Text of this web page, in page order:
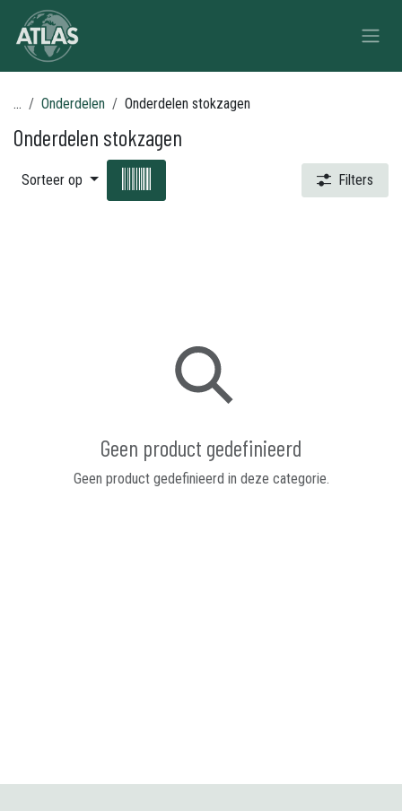
Overslaan naar inhoud
... Onderdelen Onderdelen stokzagen
Onderdelen stokzagen
Sorteer op Filters
Geen product gedefinieerd
Geen product gedefinieerd in deze categorie.